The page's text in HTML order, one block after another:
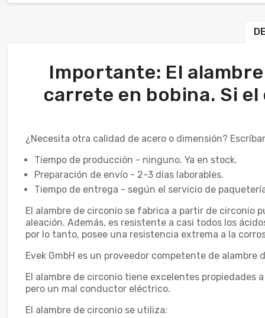
Importante: El
carrete en bobina. Si
¿Necesita otra calidad de acero o dimensión?
Tiempo de producción - ninguno. Ya en stock.
Preparación de envío - 2-3 días laborables.
Tiempo de entrega - según el servicio de
El alambre de circonio se fabrica a partir de circonio
aleación. Además, es resistente a casi todos los
por lo tanto, posee una resistencia extrema a la
Evek GmbH es un proveedor competente de
El alambre de circonio tiene excelentes
pero un mal conductor eléctrico.
El alambre de circonio se utiliza: